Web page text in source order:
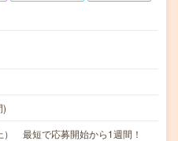
)
） 最短で応募開始から1週間！